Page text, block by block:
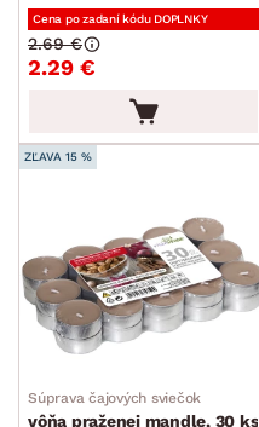
Cena po zadaní kódu DOPLNKY
2.29 €
2.69 €
ZĽAVA 15 %
Súprava čajových sviečok
vôňa praženej mandle, 30 ks